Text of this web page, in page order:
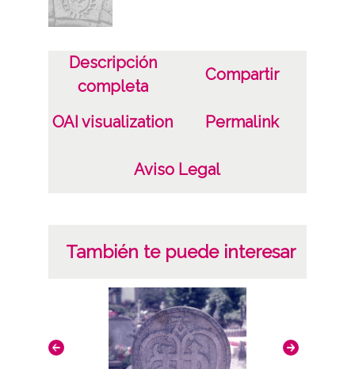
Notas
Licencia de las imágenes
CC BY-NC-SA 4.0
Descripción
completa
Compartir
OAI visualization Permalink
Aviso Legal
También te puede interesar